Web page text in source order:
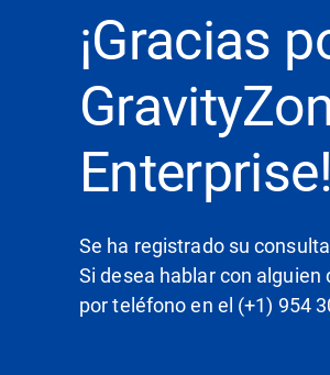
¡Gracias
Enterprise!
Se ha registrado su
Si desea hablar con
por teléfono en el (+1) 954